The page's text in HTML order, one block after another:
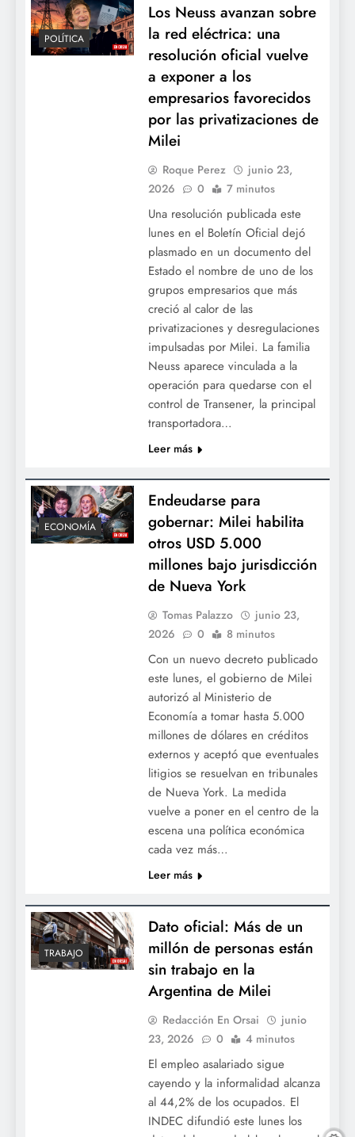
POLÍTICA
Los Neuss avanzan sobre
la red eléctrica: una
resolución oficial vuelve
a exponer a los
empresarios favorecidos
por las privatizaciones de
Milei
Roque Perez
junio 23,
2026
0 7 minutos
Una resolución publicada este
lunes en el Boletín Oficial dejó
plasmado en un documento del
Estado el nombre de uno de los
grupos empresarios que más
creció al calor de las
privatizaciones y desregulaciones
impulsadas por Milei. La familia
Neuss aparece vinculada a la
operación para quedarse con el
control de Transener, la principal
transportadora…
Leer más
ECONOMÍA
Endeudarse para
gobernar: Milei habilita
otros USD 5.000
millones bajo jurisdicción
de Nueva York
Tomas Palazzo
junio 23,
2026
0 8 minutos
Con un nuevo decreto publicado
este lunes, el gobierno de Milei
autorizó al Ministerio de
Economía a tomar hasta 5.000
millones de dólares en créditos
externos y aceptó que eventuales
litigios se resuelvan en tribunales
de Nueva York. La medida
vuelve a poner en el centro de la
escena una política económica
cada vez más…
Leer más
TRABAJO
Dato oficial: Más de un
millón de personas están
sin trabajo en la
Argentina de Milei
Redacción En Orsai
junio
23, 2026
0 4 minutos
El empleo asalariado sigue
cayendo y la informalidad alcanza
al 44,2% de los ocupados. El
INDEC difundió este lunes los